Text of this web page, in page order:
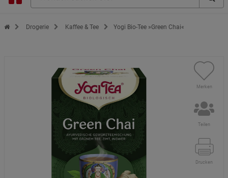
Zur Startseite des Kopp Verlag Online-Shop
Drogerie Kaffee & Tee Yogi Bio-Tee »Green Chai«
Merken
Teilen
Drucken